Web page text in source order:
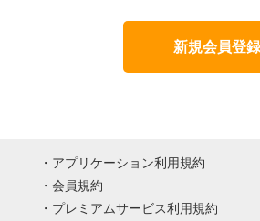
新規会員登
アプリケーション利用規約
会員規約
プレミアムサービス利用規約